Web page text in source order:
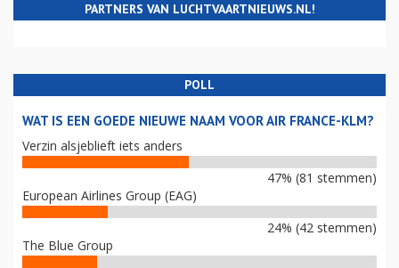
PARTNERS VAN LUCHTVAARTNIEUWS.NL!
POLL
WAT IS EEN GOEDE NIEUWE NAAM VOOR AIR FRANCE-KLM?
Verzin alsjeblieft iets anders
47% (81 stemmen)
European Airlines Group (EAG)
24% (42 stemmen)
The Blue Group